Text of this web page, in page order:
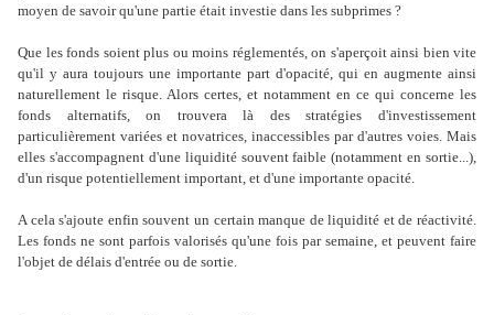
moyen de savoir qu'une partie était investie dans les subprimes ?
Que les fonds soient plus ou moins réglementés, on s'aperçoit ainsi bien vite
qu'il y aura toujours une importante part d'opacité, qui en augmente ainsi
naturellement le risque. Alors certes, et notamment en ce qui concerne les
fonds alternatifs, on trouvera là des stratégies d'investissement
particulièrement variées et novatrices, inaccessibles par d'autres voies. Mais
elles s'accompagnent d'une liquidité souvent faible (notamment en sortie...),
d'un risque potentiellement important, et d'une importante opacité.
A cela s'ajoute enfin souvent un certain manque de liquidité et de réactivité.
Les fonds ne sont parfois valorisés qu'une fois par semaine, et peuvent faire
l'objet de délais d'entrée ou de sortie.